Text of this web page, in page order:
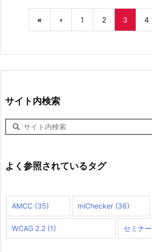
« ‹ 1 2 3 4
サイト内検索
サ
イ
検
索
よく参照されているタグ
AMCC (35) miChecker(36)
WCAG 2.2 (1) セミナー